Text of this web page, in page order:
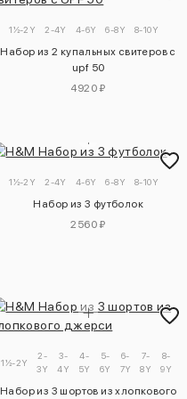
1½-2Y 2-4Y 4-6Y 6-8Y 8-10Y
Набор из 2 купальных свитеров с
upf 50
4920 ₽
1½-2Y 2-4Y 4-6Y 6-8Y 8-10Y
Набор из 3 футболок
2560 ₽
1½-2Y
2-
3Y
3-
4Y
4-
5Y
5-
6Y
6-
7Y
7-
8Y
8-
9Y
Набор из 3 шортов из хлопкового